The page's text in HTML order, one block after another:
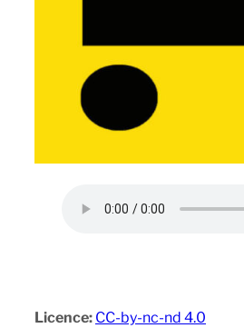
Licence: CC-by-nc-nd 4.0